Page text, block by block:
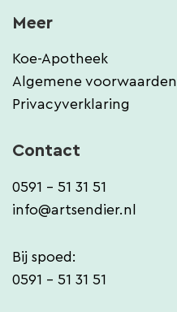
Meer
Koe-Apotheek
Algemene voorwaarden
Privacyverklaring
Contact
0591 - 51 31 51
info@artsendier.nl
Bij spoed:
0591 - 51 31 51